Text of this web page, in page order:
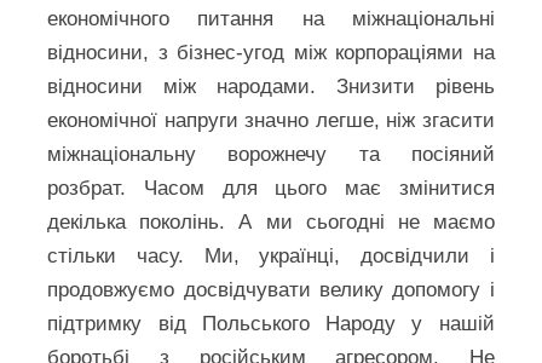
економічного питання на міжнаціональні
відносини, з бізнес-угод між корпораціями на
відносини між народами. Знизити рівень
економічної напруги значно легше, ніж згасити
міжнаціональну ворожнечу та посіяний
розбрат. Часом для цього має змінитися
декілька поколінь. А ми сьогодні не маємо
стільки часу. Ми, українці, досвідчили і
продовжуємо досвідчувати велику допомогу і
підтримку від Польського Народу у нашій
боротьбі з російським агресором. Не